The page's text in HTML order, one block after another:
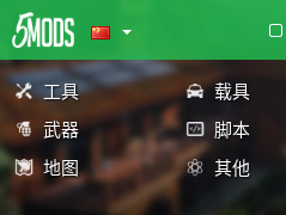
工具 载具
武器
脚本
地图
其他